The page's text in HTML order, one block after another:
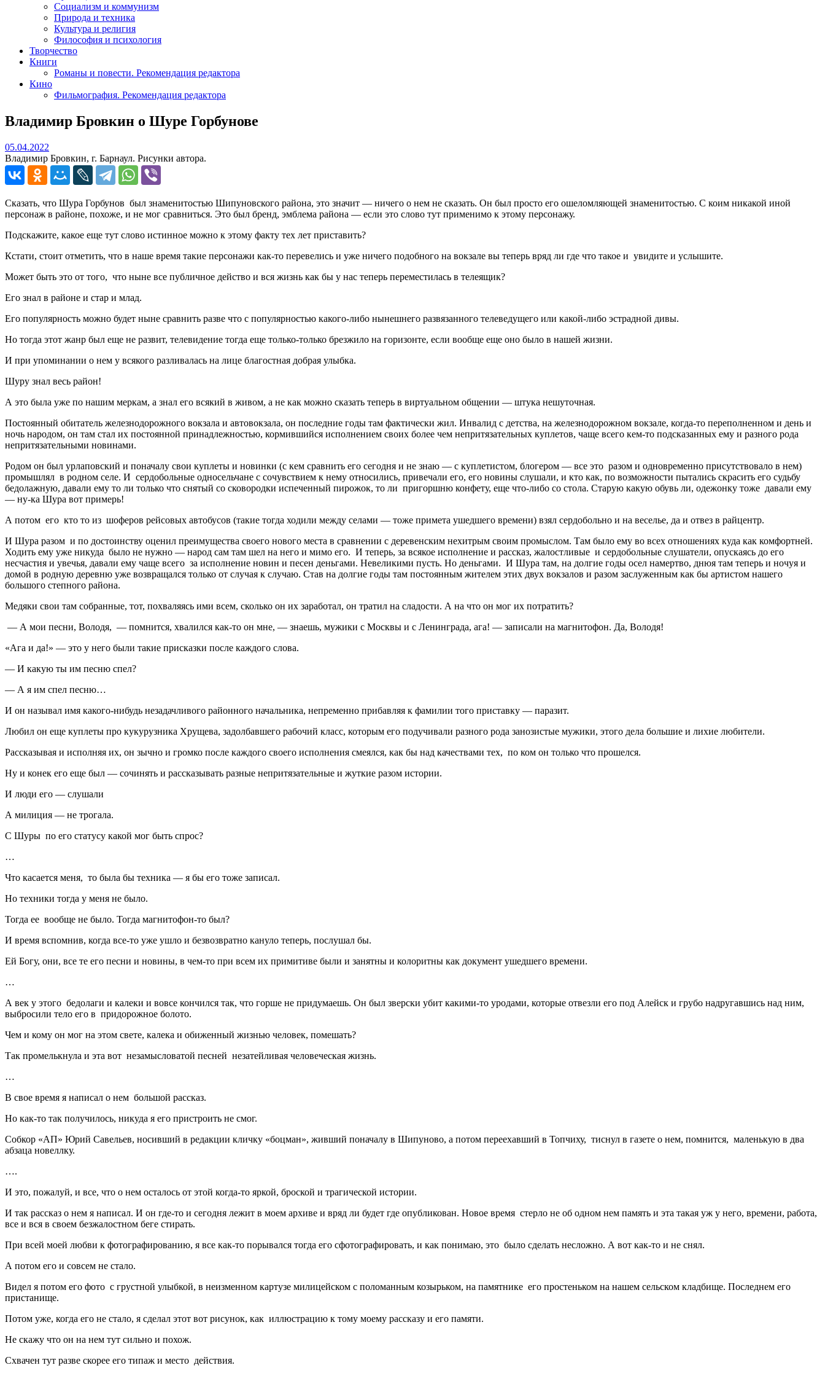
Социализм и коммунизм
Природа и техника
Культура и религия
Философия и психология
Творчество
Книги
Романы и повести. Рекомендация редактора
Кино
Фильмография. Рекомендация редактора
Владимир Бровкин о Шуре Горбунове
05.04.2022
Владимир Бровкин, г. Барнаул. Рисунки автора.
Сказать, что Шура Горбунов был знаменитостью Шипуновского района, это значит — ничего о нем не сказать. Он был просто его ошеломляющей знаменитостью. С коим никакой иной
персонаж в районе, похоже, и не мог сравниться. Это был бренд, эмблема района — если это слово тут применимо к этому персонажу.
Подскажите, какое еще тут слово истинное можно к этому факту тех лет приставить?
Кстати, стоит отметить, что в наше время такие персонажи как-то перевелись и уже ничего подобного на вокзале вы теперь вряд ли где что такое и увидите и услышите.
Может быть это от того, что ныне все публичное действо и вся жизнь как бы у нас теперь переместилась в телеящик?
Его знал в районе и стар и млад.
Его популярность можно будет ныне сравнить разве что с популярностью какого-либо нынешнего развязанного телеведущего или какой-либо эстрадной дивы.
Но тогда этот жанр был еще не развит, телевидение тогда еще только-только брезжило на горизонте, если вообще еще оно было в нашей жизни.
И при упоминании о нем у всякого разливалась на лице благостная добрая улыбка.
Шуру знал весь район!
А это была уже по нашим меркам, а знал его всякий в живом, а не как можно сказать теперь в виртуальном общении — штука нешуточная.
Постоянный обитатель железнодорожного вокзала и автовокзала, он последние годы там фактически жил. Инвалид с детства, на железнодорожном вокзале, когда-то переполненном и день и
ночь народом, он там стал их постоянной принадлежностью, кормившийся исполнением своих более чем непритязательных куплетов, чаще всего кем-то подсказанных ему и разного рода
непритязательными новинами.
Родом он был урлаповский и поначалу свои куплеты и новинки (с кем сравнить его сегодня и не знаю — с куплетистом, блогером — все это разом и одновременно присутствовало в нем)
промышлял в родном селе. И сердобольные односельчане с сочувствием к нему относились, привечали его, его новины слушали, и кто как, по возможности пытались скрасить его судьбу
бедолажную, давали ему то ли только что снятый со сковородки испеченный пирожок, то ли пригоршню конфету, еще что-либо со стола. Старую какую обувь ли, одежонку тоже давали ему
— ну-ка Шура вот примерь!
А потом его кто то из шоферов рейсовых автобусов (такие тогда ходили между селами — тоже примета ушедшего времени) взял сердобольно и на веселье, да и отвез в райцентр.
И Шура разом и по достоинству оценил преимущества своего нового места в сравнении с деревенским нехитрым своим промыслом. Там было ему во всех отношениях куда как комфортней.
Ходить ему уже никуда было не нужно — народ сам там шел на него и мимо его. И теперь, за всякое исполнение и рассказ, жалостливые и сердобольные слушатели, опускаясь до его
несчастия и увечья, давали ему чаще всего за исполнение новин и песен деньгами. Невеликими пусть. Но деньгами. И Шура там, на долгие годы осел намертво, днюя там теперь и ночуя и
домой в родную деревню уже возвращался только от случая к случаю. Став на долгие годы там постоянным жителем этих двух вокзалов и разом заслуженным как бы артистом нашего
большого степного района.
Медяки свои там собранные, тот, похваляясь ими всем, сколько он их заработал, он тратил на сладости. А на что он мог их потратить?
— А мои песни, Володя, — помнится, хвалился как-то он мне, — знаешь, мужики с Москвы и с Ленинграда, ага! — записали на магнитофон. Да, Володя!
«Ага и да!» — это у него были такие присказки после каждого слова.
— И какую ты им песню спел?
— А я им спел песню…
И он называл имя какого-нибудь незадачливого районного начальника, непременно прибавляя к фамилии того приставку — паразит.
Любил он еще куплеты про кукурузника Хрущева, задолбавшего рабочий класс, которым его подучивали разного рода занозистые мужики, этого дела большие и лихие любители.
Рассказывая и исполняя их, он зычно и громко после каждого своего исполнения смеялся, как бы над качествами тех, по ком он только что прошелся.
Ну и конек его еще был — сочинять и рассказывать разные непритязательные и жуткие разом истории.
И люди его — слушали
А милиция — не трогала.
С Шуры по его статусу какой мог быть спрос?
…
Что касается меня, то была бы техника — я бы его тоже записал.
Но техники тогда у меня не было.
Тогда ее вообще не было. Тогда магнитофон-то был?
И время вспомнив, когда все-то уже ушло и безвозвратно кануло теперь, послушал бы.
Ей Богу, они, все те его песни и новины, в чем-то при всем их примитиве были и занятны и колоритны как документ ушедшего времени.
…
А век у этого бедолаги и калеки и вовсе кончился так, что горше не придумаешь. Он был зверски убит какими-то уродами, которые отвезли его под Алейск и грубо надругавшись над ним,
выбросили тело его в придорожное болото.
Чем и кому он мог на этом свете, калека и обиженный жизнью человек, помешать?
Так промелькнула и эта вот незамысловатой песней незатейливая человеческая жизнь.
…
В свое время я написал о нем большой рассказ.
Но как-то так получилось, никуда я его пристроить не смог.
Собкор «АП» Юрий Савельев, носивший в редакции кличку «боцман», живший поначалу в Шипуново, а потом переехавший в Топчиху, тиснул в газете о нем, помнится, маленькую в два
абзаца новеллку.
….
И это, пожалуй, и все, что о нем осталось от этой когда-то яркой, броской и трагической истории.
И так рассказ о нем я написал. И он где-то и сегодня лежит в моем архиве и вряд ли будет где опубликован. Новое время стерло не об одном нем память и эта такая уж у него, времени, работа,
все и вся в своем безжалостном беге стирать.
При всей моей любви к фотографированию, я все как-то порывался тогда его сфотографировать, и как понимаю, это было сделать несложно. А вот как-то и не снял.
А потом его и совсем не стало.
Видел я потом его фото с грустной улыбкой, в неизменном картузе милицейском с поломанным козырьком, на памятнике его простеньком на нашем сельском кладбище. Последнем его
пристанище.
Потом уже, когда его не стало, я сделал этот вот рисунок, как иллюстрацию к тому моему рассказу и его памяти.
Не скажу что он на нем тут сильно и похож.
Схвачен тут разве скорее его типаж и место действия.